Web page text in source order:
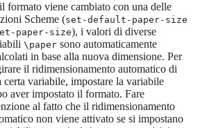
formato viene cambiato con una delle
Scheme (set-default-paper-size
paper-size), i valori di diverse
\papersono automaticamente
in base alla nuova dimensione. Per
il ridimensionamento automatico di
certa variabile, impostare la variabile
aver impostato il formato. Fare
al fatto che il ridimensionamento
non viene attivato se si impostano